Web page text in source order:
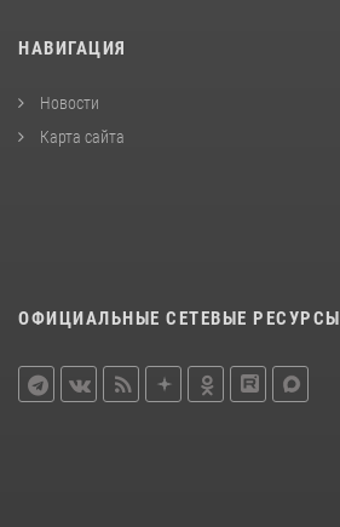
НАВИГАЦИЯ
Новости
Карта сайта
ОФИЦИАЛЬНЫЕ СЕТЕВЫЕ РЕСУРСЫ